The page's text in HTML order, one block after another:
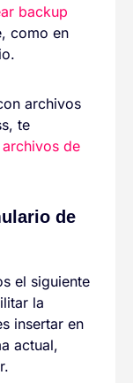
backup
como en
archivos
te
de
de
el siguiente
la
insertar en
actual,